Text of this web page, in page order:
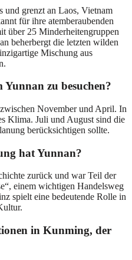
und grenzt an Laos, Vietnam
für ihre atemberaubenden
über 25 Minderheitengruppen
beherbergt die letzten wilden
Mischung aus
Yunnan zu besuchen?
November und April. In
Klima. Juli und August sind die
berücksichtigen sollte.
hat Yunnan?
zurück und war Teil der
einem wichtigen Handelsweg
spielt eine bedeutende Rolle in
in Kunming, der